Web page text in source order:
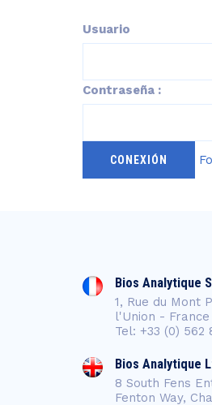
Usuario
Contraseña :
Bios Analytique
1, Rue du Mont
l'Union - France
Tel: +33 (0) 562
Bios Analytique
8 South Fens
Fenton Way,